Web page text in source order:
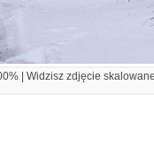
| Widzisz zdjęcie